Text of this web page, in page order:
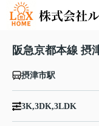
阪急京都本線 摂
摂津市駅
3K,3DK,3LDK